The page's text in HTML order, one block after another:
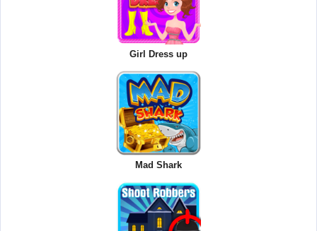
Girl Dress up
Mad Shark